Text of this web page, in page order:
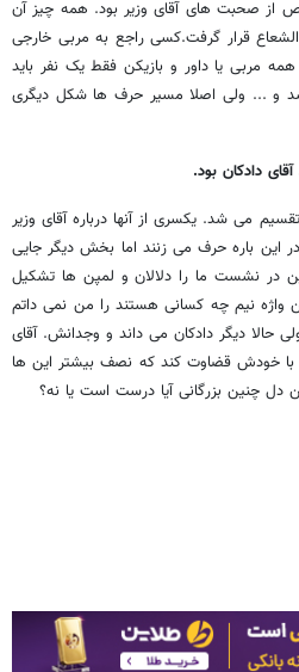
از صحبت های آقای وزیر بود. همه چیز آن
قرار گرفت.کسی راجع به مربی خارجی
مربی یا داور و بازیکن فقط یک نفر باید
و ... ولی اصلا مسیر حرف ها شکل دیگری
دادکان بود.
می شد. یکسری از آنها درباره آقای وزیر
این باره حرف می زنند اما بخش دیگر جایی
در نشست ما را دلالان و لمپن ها تشکیل
واژه نیم چه کسانی هستند را من نمی داتم
دیگر دادکان می داند و وجدانش. آقای
با خودش قضاوت کند که نصف بیشتر این ها
دل چنین بزرگانی آیا درست است یا نه؟